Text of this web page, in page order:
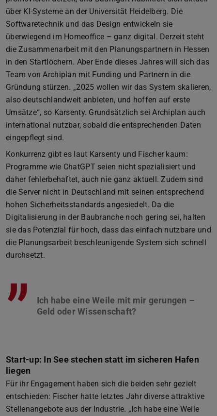
über KI-Systeme an der Universität Heidelberg. Die
Softwaretechnik und das Design entwickeln sie
überwiegend im Homeoffice – ganz digital. Derzeit steht
die Zusammenarbeit mit den Planungspartnern in Hessen
in den Startlöchern. Aber Ende dieses Jahres will sich das
Team von Archiplan mit Funding und Partnern in die
Gründung stürzen. „2025 wollen wir das System skalieren,
also deutschlandweit anbieten, und hoffen auf erste
Umsätze“, so Karsenty. Grundsätzlich sei Archiplan auch
international nutzbar, sobald die entsprechenden Daten
eingepflegt sind.
Konkurrenz gibt es laut Karsenty und Fischer kaum:
Programme wie ChatGPT seien nicht spezialisiert und
daher fehlerbehaftet, auch nie ganz aktuell. Zudem sind
die Server nicht in Deutschland mit seinen entsprechend
hohen Sicherheitsstandards angesiedelt. Da die
Digitalisierung in der Baubranche noch gering sei, halten
sie das Potenzial für hoch, dass das einfach nutzbare und
die Planungsarbeit beschleunigende System sich schnell
durchsetzt.
”
Ich habe eine Weile mit mir gerungen –
Start-up: In See stechen statt im sicheren Hafen
liegen
Für ihr Engagement haben sich die beiden sehr gezielt
entschieden: Fischer hatte letztes Jahr diverse attraktive
Stellenangebote aus der Industrie. „Ich habe eine Weile